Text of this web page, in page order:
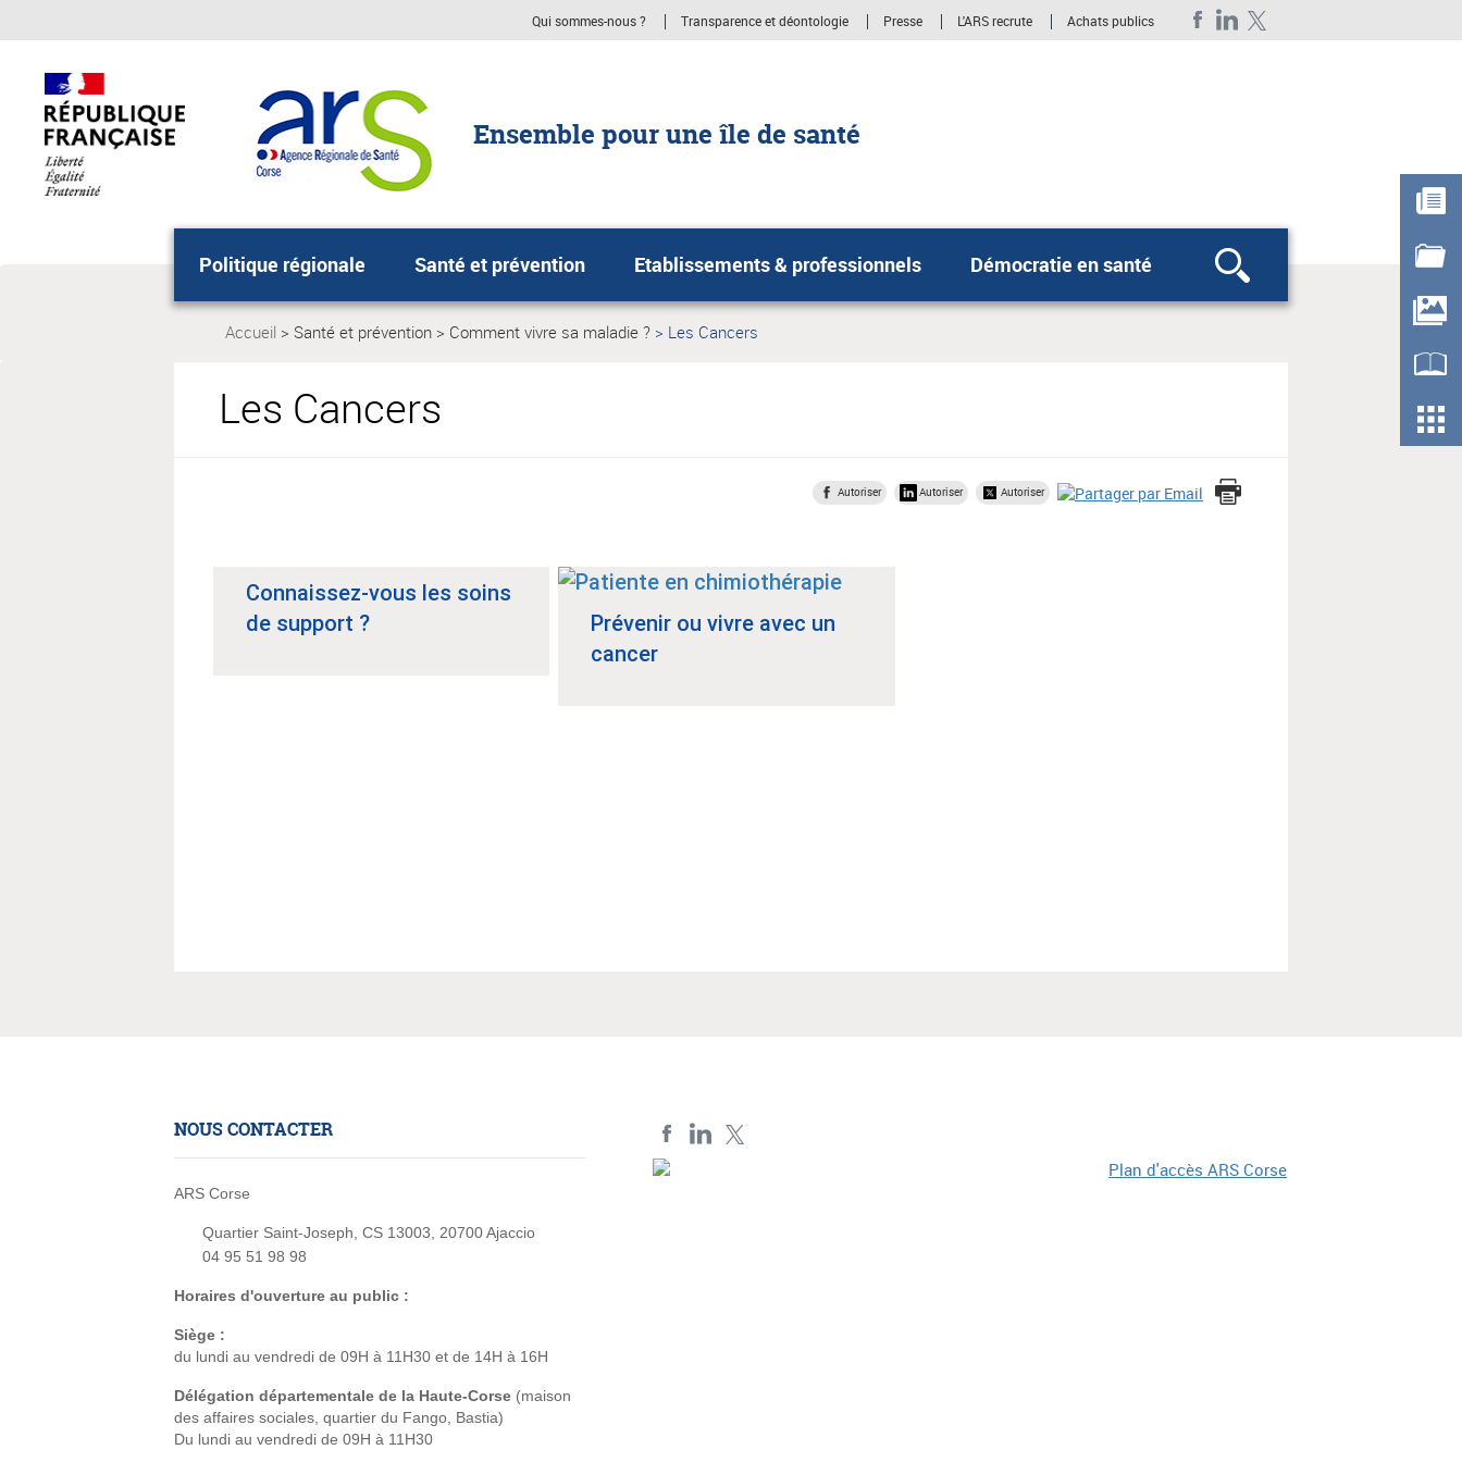
principal,
Qui sommes-nous ? Transparence et déontologie Presse L'ARS recrute Achats publics
Ensemble pour une île de santé
Politique régionale Santé et prévention Etablissements & professionnels Démocratie en santé Rechercher
Accueil
Santé et prévention
Comment vivre sa maladie ?
Les Cancers
Les Cancers
Autoriser Autoriser Autoriser
Connaissez-vous les soins
de support ?
Prévenir ou vivre avec un
cancer
NOUS CONTACTER
ARS Corse
Quartier Saint-Joseph, CS 13003, 20700 Ajaccio
04 95 51 98 98
Horaires d'ouverture au public :
Siège :
du lundi au vendredi de 09H à 11H30 et de 14H à 16H
Délégation départementale de la Haute-Corse (maison
des affaires sociales, quartier du Fango, Bastia)
Du lundi au vendredi de 09H à 11H30